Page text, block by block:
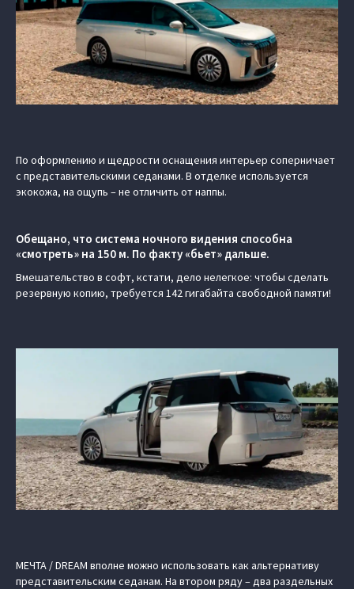
По оформлению и щедрости оснащения интерьер соперничает
с представительскими седанами. В отделке используется
экокожа, на ощупь – не отличить от наппы.
Обещано, что система ночного видения способна
«смотреть» на 150 м. По факту «бьет» дальше.
Вмешательство в софт, кстати, дело нелегкое: чтобы сделать
резервную копию, требуется 142 гигабайта свободной памяти!
МЕЧТА / DREAM вполне можно использовать как альтернативу
представительским седанам. На втором ряду – два раздельных